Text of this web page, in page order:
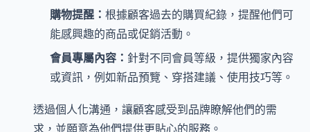
購物提醒： 根據顧客過去的購買紀錄，提醒他們可
能感興趣的商品或促銷活動。
會員專屬內容： 針對不同會員等級，提供獨家內容
或資訊，例如新品預覽、穿搭建議、使用技巧等。
透過個人化溝通，讓顧客感受到品牌瞭解他們的需
求，並願意為他們提供更貼心的服務。